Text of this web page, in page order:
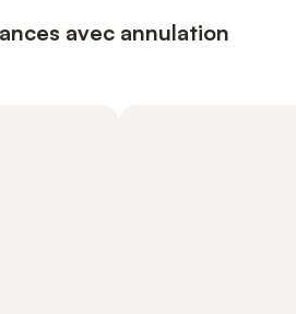
avec annulation